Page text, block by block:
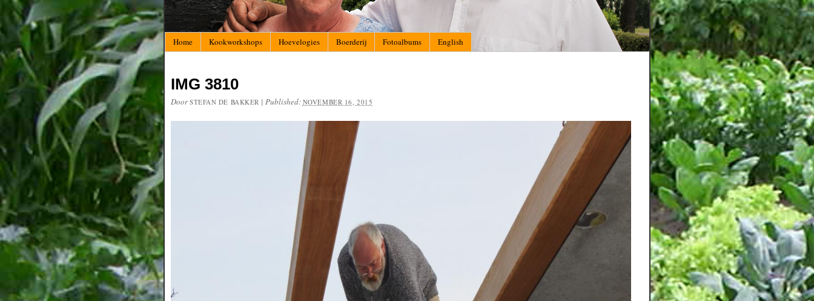
Home Kookworkshops Hoevelogies Boerderij Fotoalbums English
IMG 3810
DoorSTEFAN DE BAKKER | Published: NOVEMBER 16, 2015